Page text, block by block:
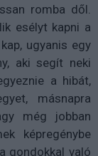
romba dől.
esélyt kapni a
ugyanis egy
aki segít neki
a hibát,
másnapra
még jobban
képregénybe
gondokkal való